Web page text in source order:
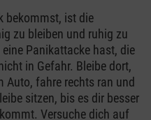
bekommst, ist die
zu bleiben und ruhig zu
Panikattacke hast, die
in Gefahr. Bleibe dort,
Auto, fahre rechts ran und
sitzen, bis es dir besser
Versuche dich auf